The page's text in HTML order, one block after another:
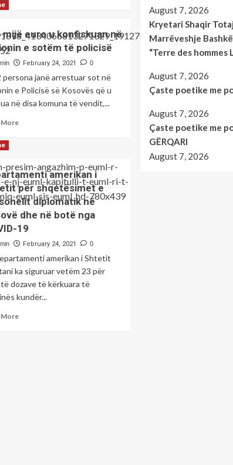
identiteti
i
12
arrestuarve
në
aksionin
sotëm
mijë euro u konfiskuan në
e sotëm të policisë
February 24, 2021 0
janë arrestuar sot në
e Policisë së Kosovës që u
në disa komuna të vendit,...
MoreRead
mijë
euro
u
konfiskuan
në
aksionin
e
sotëm
amerikan i
për shqetësimet e
diplomatik në
dhe në botë nga
19
February 24, 2021 0
amerikan i Shtetit
ka siguruar vetëm 23 për
dozave të kërkuara të
kundër...
MoreRead
August 7, 2026
Kryetari Shaqir
Marrëveshje
“Terre des hommes
August 7, 2026
Çaste poetike me
August 7, 2026
Çaste poetike me
GËRQARI
August 7, 2026